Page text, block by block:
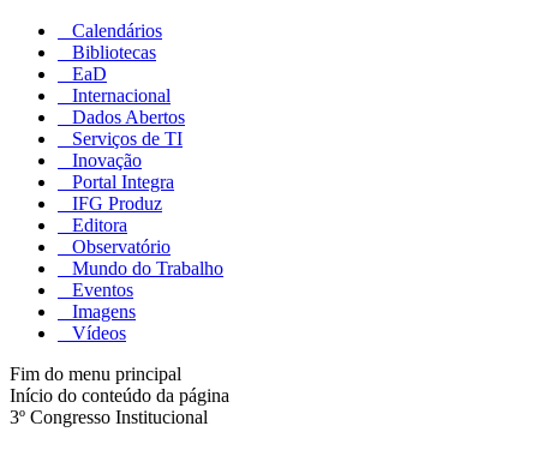
Calendários
Bibliotecas
EaD
Internacional
Dados Abertos
Serviços de TI
Inovação
Portal Integra
IFG Produz
Editora
Observatório
Mundo do Trabalho
Eventos
Imagens
Vídeos
Fim do menu principal
Início do conteúdo da página
3º Congresso Institucional